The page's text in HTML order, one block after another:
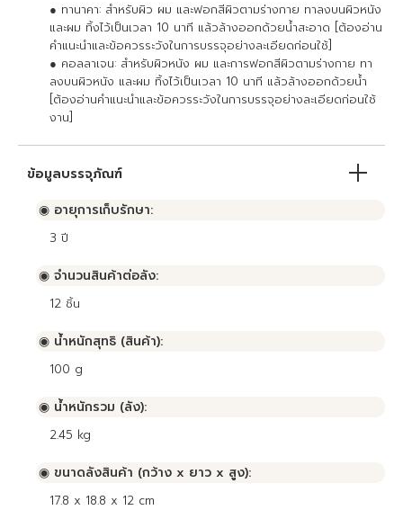
● ทานาคา: สำหรับผิว ผม และฟอกสีผิวตามร่างกาย ทาลงบนผิวหนัง
และผม ทิ้งไว้เป็นเวลา 10 นาที แล้วล้างออกด้วยน้ำสะอาด [ต้องอ่าน
คำแนะนำและข้อควรระวังในการบรรจุอย่างละเอียดก่อนใช้]
● คอลลาเจน: สำหรับผิวหนัง ผม และการฟอกสีผิวตามร่างกาย ทา
ลงบนผิวหนัง และผม ทิ้งไว้เป็นเวลา 10 นาที แล้วล้างออกด้วยน้ำ
[ต้องอ่านคำแนะนำและข้อควรระวังในการบรรจุอย่างละเอียดก่อนใช้
งาน]
ข้อมูลบรรจุภัณฑ์
◉ อายุการเก็บรักษา:
3 ปี
◉ จำนวนสินค้าต่อลัง:
12 ชิ้น
◉ น้ำหนักสุทธิ (สินค้า):
100 g
◉ น้ำหนักรวม (ลัง):
2.45 kg
◉ ขนาดลังสินค้า (กว้าง x ยาว x สูง):
17.8 x 18.8 x 12 cm